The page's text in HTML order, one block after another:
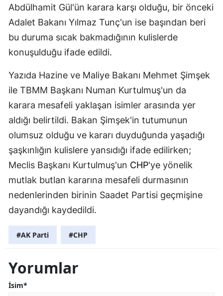
Abdülhamit Gül'ün karara karşı olduğu, bir önceki
Adalet Bakanı Yılmaz Tunç'un ise başından beri
bu duruma sıcak bakmadığının kulislerde
konuşulduğu ifade edildi.
Yazıda Hazine ve Maliye Bakanı Mehmet Şimşek
ile TBMM Başkanı Numan Kurtulmuş'un da
karara mesafeli yaklaşan isimler arasında yer
aldığı belirtildi. Bakan Şimşek'in tutumunun
olumsuz olduğu ve kararı duyduğunda yaşadığı
şaşkınlığın kulislere yansıdığı ifade edilirken;
Meclis Başkanı Kurtulmuş'un CHP'ye yönelik
mutlak butlan kararına mesafeli durmasının
nedenlerinden birinin Saadet Partisi geçmişine
dayandığı kaydedildi.
#AK Parti #CHP
Yorumlar
İsim*